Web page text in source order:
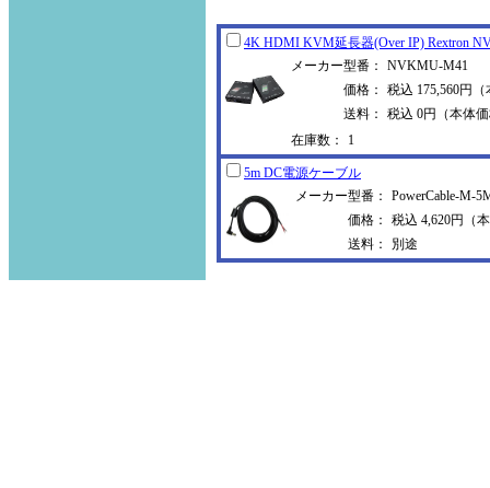
4K HDMI KVM延長器(Over IP) Rextron
メーカー型番：
NVKMU-M41
価格：
税込 175,560円
送料：
税込 0円（本体
在庫数：
1
5m DC電源ケーブル
メーカー型番：
PowerCable-M-
価格：
税込 4,620円（
送料：
別途